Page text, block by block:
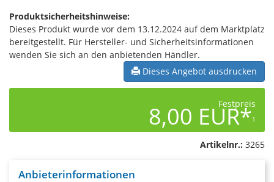
Produktsicherheitshinweise:
Dieses Produkt wurde vor dem 13.12.2024 auf dem Marktplatz
bereitgestellt. Für Hersteller- und Sicherheitsinformationen
wenden Sie sich an den anbietenden Händler.
Dieses Angebot ausdrucken
Festpreis
8,00 EUR*1
Artikelnr.: 3265
Anbieterinformationen